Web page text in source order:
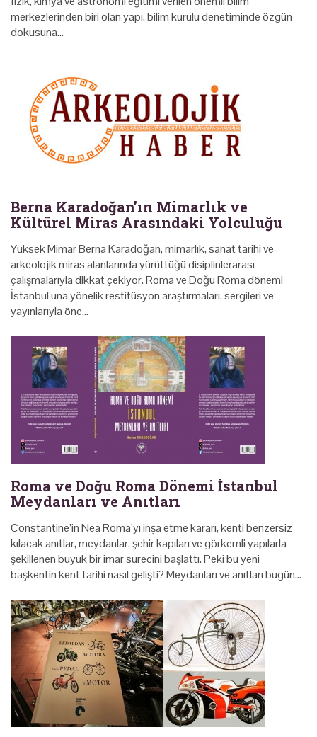
merkezlerinden biri olan yapı, bilim kurulu denetiminde özgün
dokusuna…
Berna Karadoğan’ın Mimarlık ve
Kültürel Miras Arasındaki Yolculuğu
Yüksek Mimar Berna Karadoğan, mimarlık, sanat tarihi ve
arkeolojik miras alanlarında yürüttüğü disiplinlerarası
çalışmalarıyla dikkat çekiyor. Roma ve Doğu Roma dönemi
İstanbul’una yönelik restitüsyon araştırmaları, sergileri ve
yayınlarıyla öne…
Roma ve Doğu Roma Dönemi İstanbul
Meydanları ve Anıtları
Constantine’in Nea Roma’yı inşa etme kararı, kenti benzersiz
kılacak anıtlar, meydanlar, şehir kapıları ve görkemli yapılarla
şekillenen büyük bir imar sürecini başlattı. Peki bu yeni
başkentin kent tarihi nasıl gelişti? Meydanları ve anıtları bugün…